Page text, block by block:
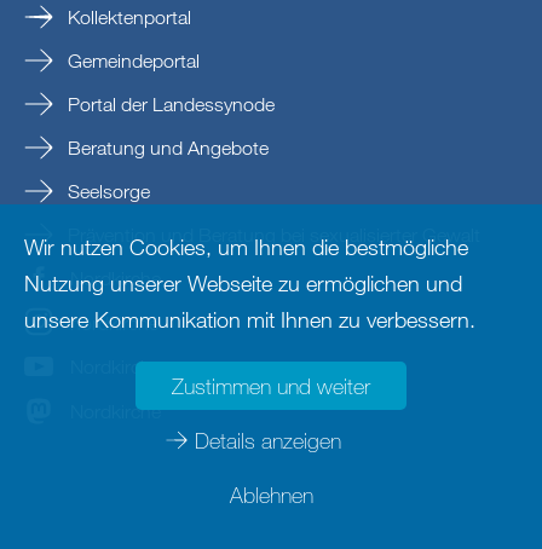
Kollektenportal
Gemeindeportal
Portal der Landessynode
Beratung und Angebote
Seelsorge
Prävention und Beratung bei sexualisierter Gewalt
Nordkirche
nordkirche
Nordkirche
Nordkirche
Wir nutzen Cookies, um Ihnen die bestmögliche
Nutzung unserer Webseite zu ermöglichen und
unsere Kommunikation mit Ihnen zu verbessern.
Zustimmen und weiter
Details anzeigen
Ablehnen